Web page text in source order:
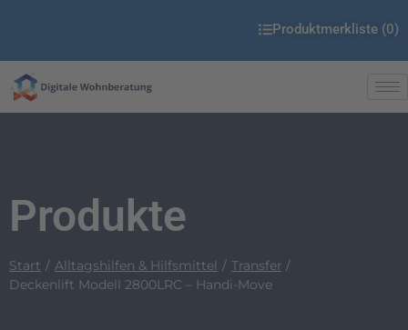
Produktmerkliste (0)
Produkte
Start Alltagshilfen & Hilfsmittel
Transfer
Deckenlift Modell 2800LRC – Handi-Move